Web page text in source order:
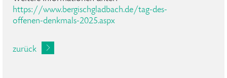
https://www.bergischgladbach.de/tag-des-
offenen-denkmals-2025.aspx
zurück